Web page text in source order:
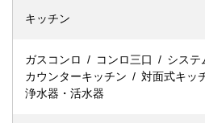
キッチン
ガスコンロ コンロ三口
システ
カウンターキッチン
対面式キッ
浄水器・活水器